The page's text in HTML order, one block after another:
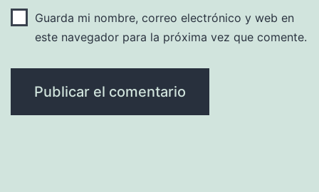
Guarda mi nombre, correo electrónico y web en
este navegador para la próxima vez que comente.